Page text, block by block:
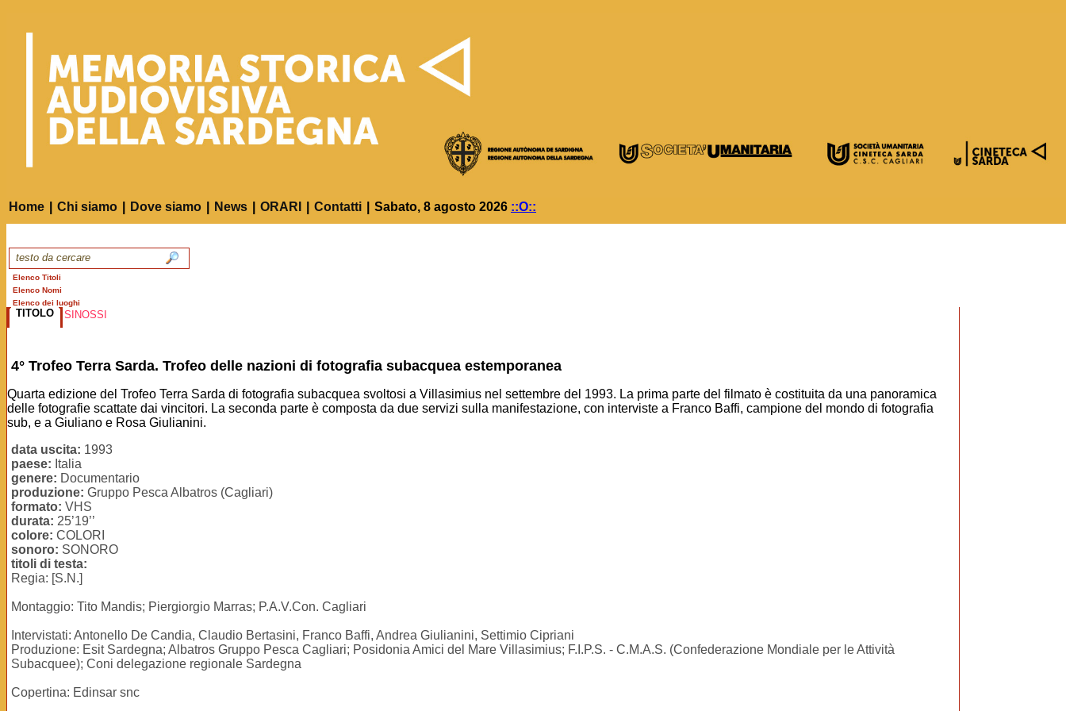
Home Chi siamo Dove siamo News ORARI Contatti Sabato, 8 agosto 2026 ::O::
Elenco Titoli
Elenco Nomi
Elenco dei luoghi
TITOLO SINOSSI
4° Trofeo Terra Sarda. Trofeo delle nazioni di fotografia subacquea estemporanea
Quarta edizione del Trofeo Terra Sarda di fotografia subacquea svoltosi a Villasimius nel settembre del 1993. La prima parte del filmato è costituita da una panoramica
delle fotografie scattate dai vincitori. La seconda parte è composta da due servizi sulla manifestazione, con interviste a Franco Baffi, campione del mondo di fotografia
sub, e a Giuliano e Rosa Giulianini.
data uscita: 1993
paese: Italia
genere: Documentario
produzione: Gruppo Pesca Albatros (Cagliari)
formato: VHS
durata: 25’19’’
colore: COLORI
sonoro: SONORO
titoli di testa:
Regia: [S.N.]
Montaggio: Tito Mandis; Piergiorgio Marras; P.A.V.Con. Cagliari
Intervistati: Antonello De Candia, Claudio Bertasini, Franco Baffi, Andrea Giulianini, Settimio Cipriani
Produzione: Esit Sardegna; Albatros Gruppo Pesca Cagliari; Posidonia Amici del Mare Villasimius; F.I.P.S. - C.M.A.S. (Confederazione Mondiale per le Attività
Subacquee); Coni delegazione regionale Sardegna
Copertina: Edinsar snc